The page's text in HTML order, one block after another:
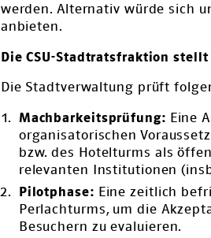
werden. Alternativ würde sich
anbieten.
Die CSU-Stadtratsfraktion
Die Stadtverwaltung prüft
Machbarkeitsprüfung: Eine
organisatorischen
bzw. des Hotelturms als
relevanten Institutionen
Pilotphase: Eine zeitlich
Perlachturms, um die
Besuchern zu evaluieren.